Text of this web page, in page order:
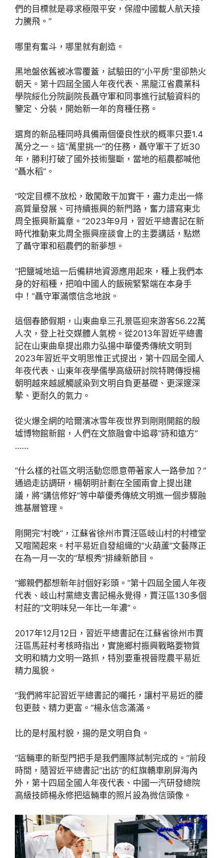
們的目標就是尋求極限平安，保證中國載人航天接
力騰飛。”
哪里有奮斗，哪里就有創造。
黑地盤依舊被冰雪覆蓋，試驗田的“小平房”里卻熱火
朝天。第十四屆全國人年夜代表、黑龍江省農業科
學院綏化分院副院長聶守軍和同事進行試驗資料的
鑒定、分裝，開始新一年的育種任務。
選育的新品種同時具備兩個優良性狀的概率只要1.4
萬分之一。這“萬里挑一”的任務，聶守軍干了近30
年，勝利打破了國外技術壟斷，當地的稻農都喊他
“聶水稻”。
“咬定目標不放松，敢闖敢干加實干，盡力走出一條
高質量發展、可持續振興的新門路，奮力譜寫東北
周全振興新篇章。”2023年9月，習近平總書記在新
時代推動東北周全振興座談會上的主要講話，點燃
了聶守軍和稻農們的新夢想。
“把鹽堿地這一后備耕地資源應用起來，種上我們本
身的好稻種，把咱中國人的飯碗緊緊端在本身手
中！”聶守軍滿懷信念地說。
這個春節假期，山東曲阜三孔景區迎來游客56.22萬
人次，登上社交媒體人氣榜。從2013年習近平總書
記在山東曲阜提出鼎力弘揚中華優秀傳統文明到
2023年習近平文明思惟正式提出，第十四屆全國人
年夜代表、山東年夜學儒學高級研討院特聘傳授楊
朝明越來越感觸感染到文明自負更基礎、更深邃深
摯、更耐久的氣力。
從火爆全網的哈爾濱冰雪年夜世界到剛剛開館的殷
墟博物館新館，人們在文旅融會中追尋“詩和遠方”
……
“什么樣的社區文明活動您愿意帶著家人一路參加？”
通過走訪調研，楊朝明計劃在全國兩會上提出建
議，將“講信修好”等中華優秀傳統文明進一個步驟融
進基層管理。
剛開完“村晚”，江蘇省徐州市賈汪區岐山村的村禮堂
又喧鬧起來。村平易近自發組織的“火葫蘆”文藝隊正
在為一月一次的“草根秀”排練新節目。
“鄉親們都想新年討個好彩頭。”第十四屆全國人年夜
代表、岐山村黨總支書記楊永覺得，賈汪區130多個
村莊的“文明味兒一年比一年濃”。
2017年12月12日，習近平總書記在江蘇省徐州市賈
汪區馬莊村考核時指出，實施鄉村振興戰略要物質
文明和精力文明一路抓，特別要重視晉陞農平易近
精力風貌。
“我們將牢記習近平總書記的囑托，讓村平易近的腰
包更鼓、精力更富。”楊永信念滿滿。
比的是村風村貌，揚的是文明自負。
“這輛車的新型門把手是我們團隊試制完成的。”前段
時間，隨習近平總書記“出訪”的紅旗轎車刷屏海內
外，第十四屆全國人年夜代表、中國一汽研發總院
高級技師楊永修把這輛車的照片設為微信頭像。